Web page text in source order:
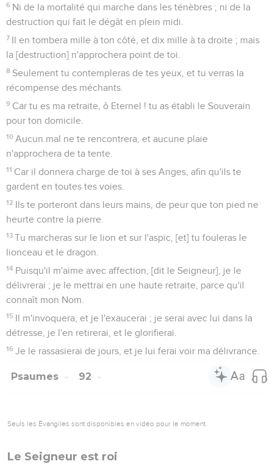
6 Ni de la mortalité qui marche dans les ténèbres ; ni de la
destruction qui fait le dégât en plein midi.
7 Il en tombera mille à ton côté, et dix mille à ta droite ; mais
la [destruction] n'approchera point de toi.
8 Seulement tu contempleras de tes yeux, et tu verras la
récompense des méchants.
9 Car tu es ma retraite, ô Eternel ! tu as établi le Souverain
pour ton domicile.
10 Aucun mal ne te rencontrera, et aucune plaie
n'approchera de ta tente.
11 Car il donnera charge de toi à ses Anges, afin qu'ils te
gardent en toutes tes voies.
12 Ils te porteront dans leurs mains, de peur que ton pied ne
heurte contre la pierre.
13 Tu marcheras sur le lion et sur l'aspic, [et] tu fouleras le
lionceau et le dragon.
14 Puisqu'il m'aime avec affection, [dit le Seigneur], je le
délivrerai ; je le mettrai en une haute retraite, parce qu'il
connaît mon Nom.
15 Il m'invoquera, et je l'exaucerai ; je serai avec lui dans la
détresse, je l'en retirerai, et le glorifierai.
16 Je le rassasierai de jours, et je lui ferai voir ma délivrance.
Psaumes 92
Seuls les Évangiles sont disponibles en vidéo pour le moment.
Le Seigneur est roi